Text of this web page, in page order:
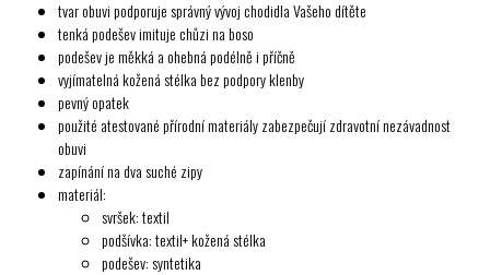
tvar obuvi podporuje správný vývoj chodidla Vašeho dítěte
tenká podešev imituje chůzi na boso
podešev je měkká a ohebná podélně i příčně
vyjímatelná kožená stélka bez podpory klenby
pevný opatek
použité atestované přírodní materiály zabezpečují zdravotní nezávadnost
obuvi
zapínání na dva suché zipy
materiál:
svršek: textil
podšívka: textil+ kožená stélka
podešev: syntetika